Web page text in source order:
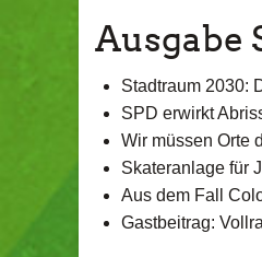
Ausgabe
Stadtraum 2030:
SPD erwirkt
Wir müssen Orte
Skateranlage für
Aus dem Fall
Gastbeitrag: